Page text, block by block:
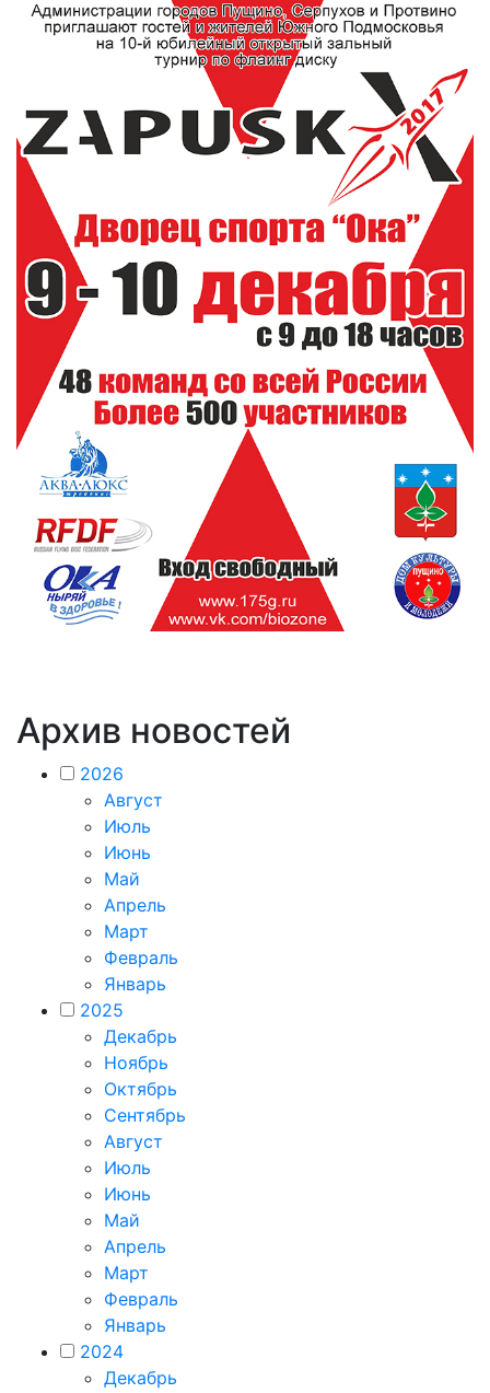
Архив новостей
2026
Август
Июль
Июнь
Май
Апрель
Март
Февраль
Январь
2025
Декабрь
Ноябрь
Октябрь
Сентябрь
Август
Июль
Июнь
Май
Апрель
Март
Февраль
Январь
2024
Декабрь